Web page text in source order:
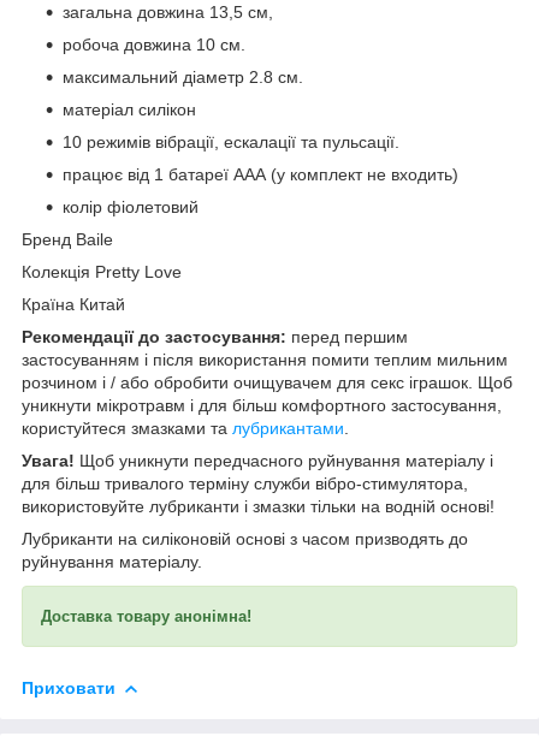
загальна довжина 13,5 см,
робоча довжина 10 см.
максимальний діаметр 2.8 см.
матеріал силікон
10 режимів вібрації, ескалації та пульсації.
працює від 1 батареї ААА (у комплект не входить)
колір фіолетовий
Бренд Baile
Колекція Pretty Love
Країна Китай
Рекомендації до застосування: перед першим
застосуванням і після використання помити теплим мильним
розчином і / або обробити очищувачем для секс іграшок. Щоб
уникнути мікротравм і для більш комфортного застосування,
користуйтеся змазками та лубрикантами
Увага! Щоб уникнути передчасного руйнування матеріалу і
для більш тривалого терміну служби вібро-стимулятора,
використовуйте лубриканти і змазки тільки на водній основі!
Лубриканти на силіконовій основі з часом призводять до
руйнування матеріалу.
Доставка товару анонімна!
Приховати